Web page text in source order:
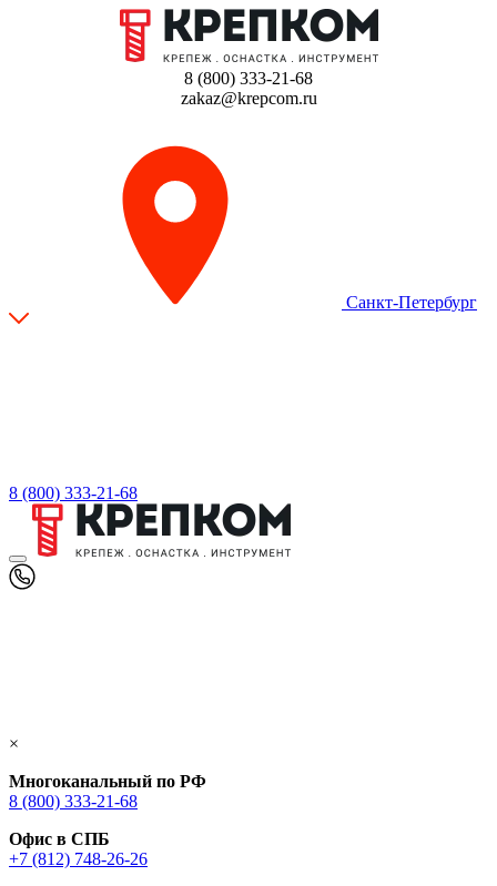
8 (800) 333-21-68
zakaz@krepcom.ru
Санкт-Петербург
8 (800) 333-21-68
×
Многоканальный по РФ
8 (800) 333‑21-68
Офис в СПБ
+7 (812) 748‑26-26